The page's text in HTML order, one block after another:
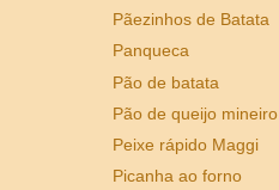
Pãezinhos de Batata
Panqueca
Pão de batata
Pão de queijo mineiro
Peixe rápido Maggi
Picanha ao forno